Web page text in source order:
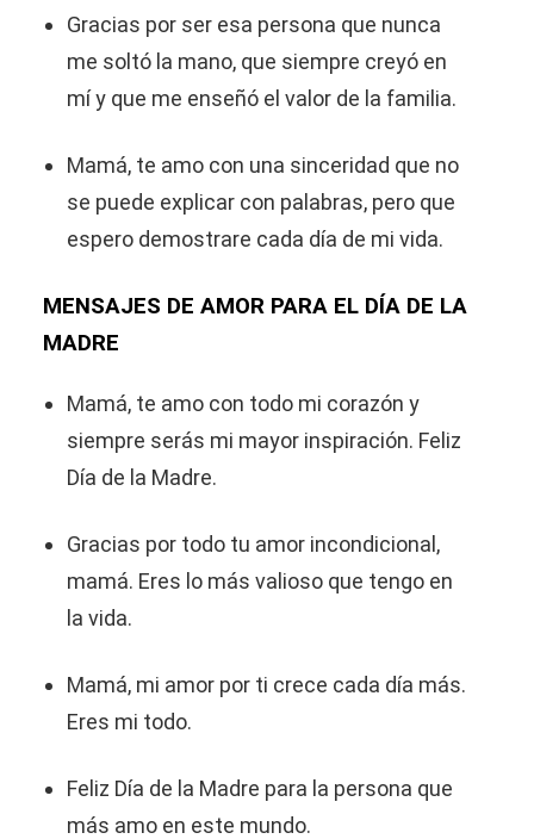
Gracias por ser esa persona que nunca
me soltó la mano, que siempre creyó en
mí y que me enseñó el valor de la familia.
Mamá, te amo con una sinceridad que no
se puede explicar con palabras, pero que
espero demostrare cada día de mi vida.
MENSAJES DE AMOR PARA EL DÍA DE LA
MADRE
Mamá, te amo con todo mi corazón y
siempre serás mi mayor inspiración. Feliz
Día de la Madre.
Gracias por todo tu amor incondicional,
mamá. Eres lo más valioso que tengo en
la vida.
Mamá, mi amor por ti crece cada día más.
Eres mi todo.
Feliz Día de la Madre para la persona que
más amo en este mundo.